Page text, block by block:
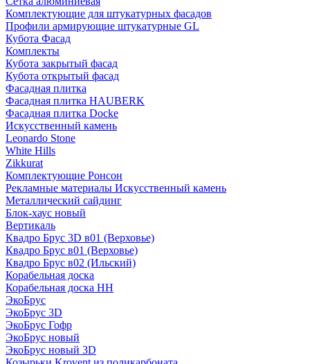
Комплектующие для штукатурных фасадов
Профили армирующие штукатурные GL
Кубота Фасад
Комплекты
Кубота закрытый фасад
Кубота открытый фасад
Фасадная плитка
Фасадная плитка HAUBERK
Фасадная плитка Docke
Искусственный камень
Leonardo Stone
White Hills
Zikkurat
Комплектующие Ронсон
Рекламные материалы Искусственный камень
Металлический сайдинг
Блок-хаус новый
Вертикаль
Квадро Брус 3D в01 (Верховье)
Квадро Брус в01 (Верховье)
Квадро Брус в02 (Ильский)
Корабельная доска
Корабельная доска НН
ЭкоБрус
ЭкоБрус 3D
ЭкоБрус Гофр
ЭкоБрус новый
ЭкоБрус новый 3D